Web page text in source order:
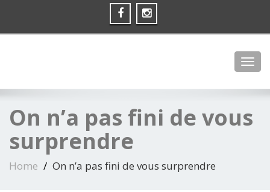
On n’a pas fini de vous
surprendre
Home On n’a pas fini de vous surprendre